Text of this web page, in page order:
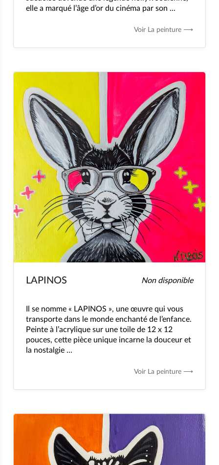
elle a marqué l’âge d’or du cinéma par son ...
Voir La peinture ⟶
LAPINOS Non disponible
Il se nomme « LAPINOS », une œuvre qui vous
transporte dans le monde enchanté de l’enfance.
Peinte à l’acrylique sur une toile de 12 x 12
pouces, cette pièce unique incarne la douceur et
la nostalgie ...
Voir La peinture ⟶